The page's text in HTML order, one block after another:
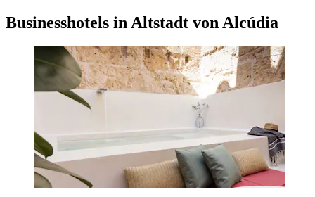
Businesshotels in Altstadt von Alcúdia